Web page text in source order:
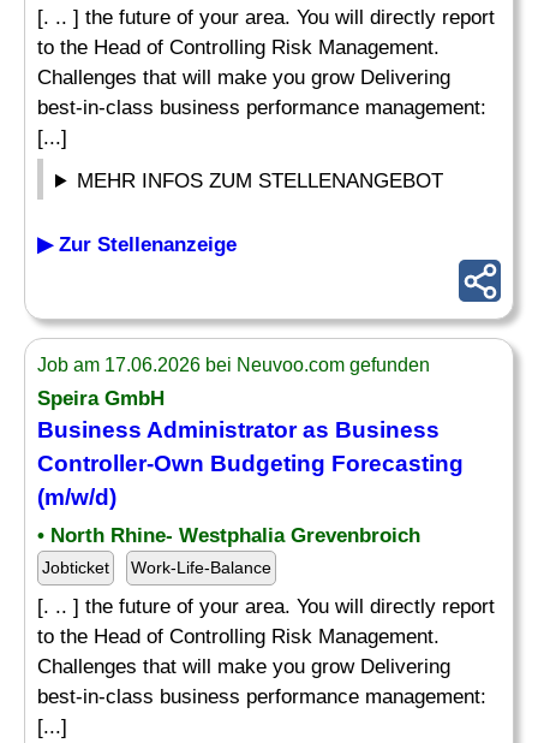
[. .. ] the future of your area. You will directly report
to the Head of Controlling Risk Management.
Challenges that will make you grow Delivering
best-in-class business performance management:
[...]
MEHR INFOS ZUM STELLENANGEBOT
▶ Zur Stellenanzeige
Job am 17.06.2026 bei Neuvoo.com gefunden
Speira GmbH
Business Administrator as Business
Controller-Own Budgeting Forecasting
(m/w/d)
• North Rhine- Westphalia Grevenbroich
Jobticket Work-Life-Balance
[. .. ] the future of your area. You will directly report
to the Head of Controlling Risk Management.
Challenges that will make you grow Delivering
best-in-class business performance management:
[...]